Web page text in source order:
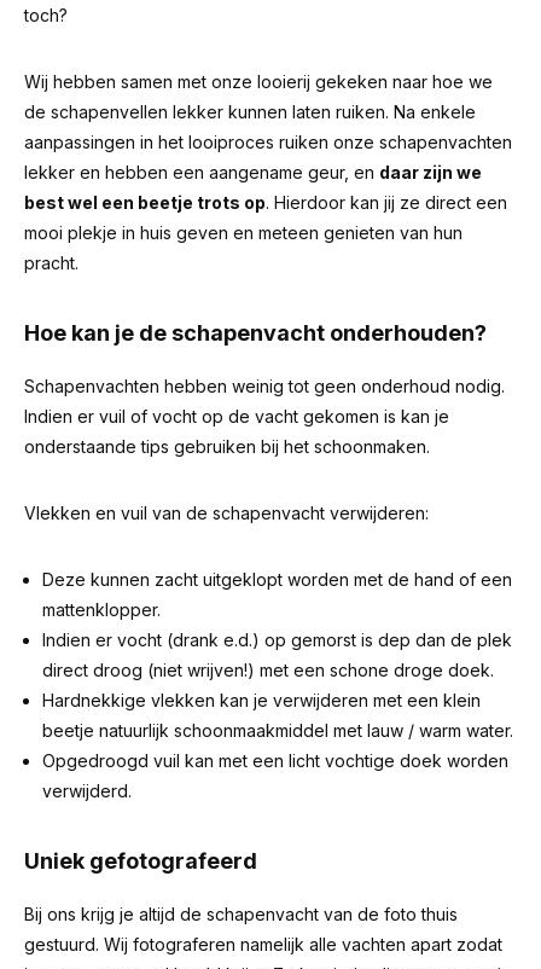
toch?
Wij hebben samen met onze looierij gekeken naar hoe we
de schapenvellen lekker kunnen laten ruiken. Na enkele
aanpassingen in het looiproces ruiken onze schapenvachten
lekker en hebben een aangename geur, en daar zijn we
best wel een beetje trots op. Hierdoor kan jij ze direct een
mooi plekje in huis geven en meteen genieten van hun
pracht.
Hoe kan je de schapenvacht onderhouden?
Schapenvachten hebben weinig tot geen onderhoud nodig.
Indien er vuil of vocht op de vacht gekomen is kan je
onderstaande tips gebruiken bij het schoonmaken.
Vlekken en vuil van de schapenvacht verwijderen:
Deze kunnen zacht uitgeklopt worden met de hand of een
mattenklopper.
Indien er vocht (drank e.d.) op gemorst is dep dan de plek
direct droog (niet wrijven!) met een schone droge doek.
Hardnekkige vlekken kan je verwijderen met een klein
beetje natuurlijk schoonmaakmiddel met lauw / warm water.
Opgedroogd vuil kan met een licht vochtige doek worden
verwijderd.
Uniek gefotografeerd
Bij ons krijg je altijd de schapenvacht van de foto thuis
gestuurd. Wij fotograferen namelijk alle vachten apart zodat